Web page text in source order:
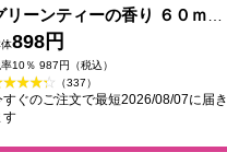
リーンティーの香り ６０ｍＬ
王
898円
10％ 987円（税込）
（337）
すぐのご注文で最短2026/08/07に届き
す